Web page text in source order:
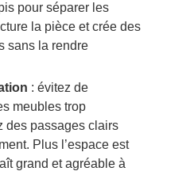
pour séparer les
la pièce et crée des
sans la rendre
: évitez de
meubles trop
des passages clairs
Plus l’espace est
grand et agréable à